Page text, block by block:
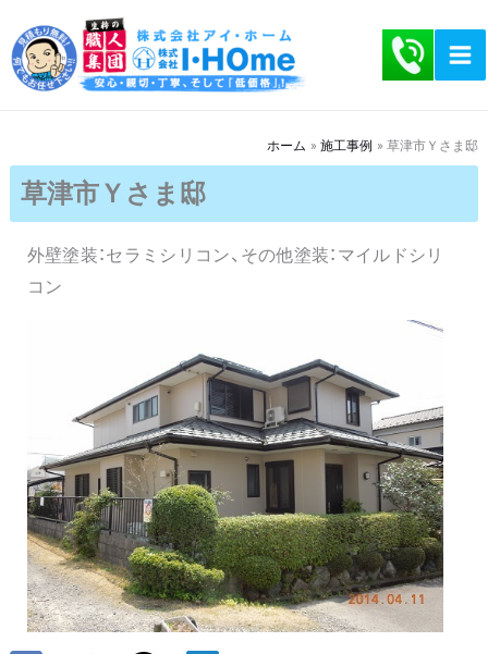
容
を
ッ
ホーム 施工事例 草津市Ｙさま邸
草津市Ｙさま邸
外壁塗装：セラミシリコン、その他塗装：マイルドシリ
コン